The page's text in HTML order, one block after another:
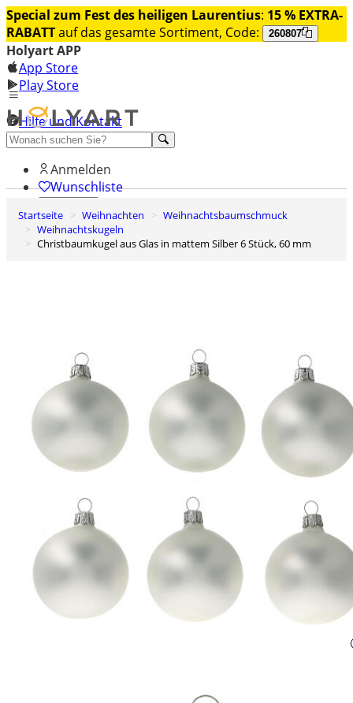
Special zum Fest des heiligen Laurentius: 15 % EXTRA-
RABATTauf das gesamte Sortiment, Code: 260807
Holyart APP
App Store
Play Store
Hilfe und Kontakt
Entdecken Sie Premium
Anmelden
Wunschliste
0
Warenkorb
Startseite Weihnachten
Weihnachtsbaumschmuck
Weihnachtskugeln
Christbaumkugel aus Glas in mattem Silber 6 Stück, 60 mm